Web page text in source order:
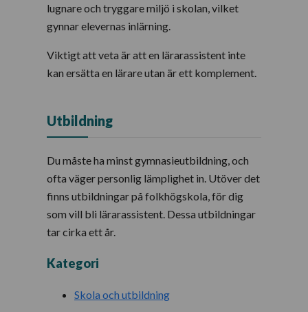
lugnare och tryggare miljö i skolan, vilket
gynnar elevernas inlärning.
Viktigt att veta är att en lärarassistent inte
kan ersätta en lärare utan är ett komplement.
Utbildning
Du måste ha minst gymnasieutbildning, och
ofta väger personlig lämplighet in. Utöver det
finns utbildningar på folkhögskola, för dig
som vill bli lärarassistent. Dessa utbildningar
tar cirka ett år.
Kategori
Skola och utbildning